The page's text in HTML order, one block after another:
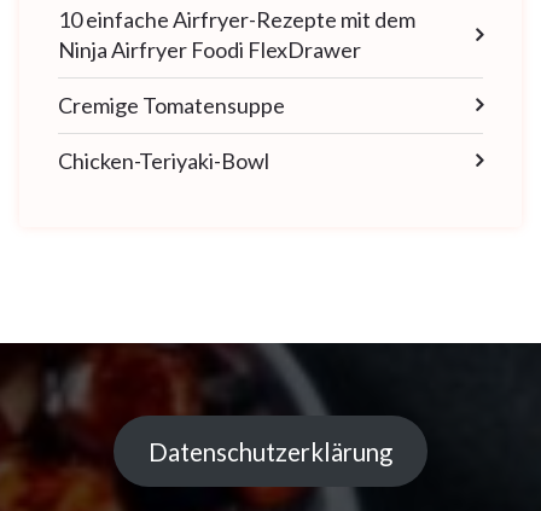
10 einfache Airfryer-Rezepte mit dem
Ninja Airfryer Foodi FlexDrawer
Cremige Tomatensuppe
Chicken-Teriyaki-Bowl
Datenschutzerklärung